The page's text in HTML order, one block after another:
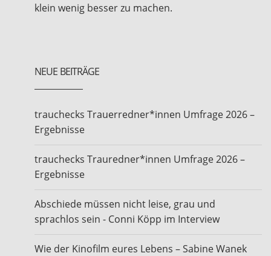
klein wenig besser zu machen.
NEUE BEITRÄGE
trauchecks Trauerredner*innen Umfrage 2026 –
Ergebnisse
trauchecks Trauredner*innen Umfrage 2026 –
Ergebnisse
Abschiede müssen nicht leise, grau und
sprachlos sein - Conni Köpp im Interview
Wie der Kinofilm eures Lebens – Sabine Wanek